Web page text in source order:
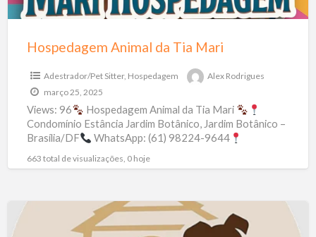
Hospedagem Animal da Tia Mari
Adestrador/Pet Sitter, Hospedagem
Alex Rodrigues
março 25, 2025
Views: 96
Hospedagem Animal da Tia Mari
Condomínio Estância Jardim Botânico, Jardim Botânico –
Brasília/DF
WhatsApp: (61) 98224-9644
663 total de visualizações, 0 hoje
Morada
dos